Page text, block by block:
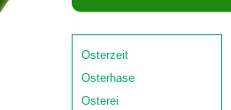
Osterzeit
Osterhase
Osterei